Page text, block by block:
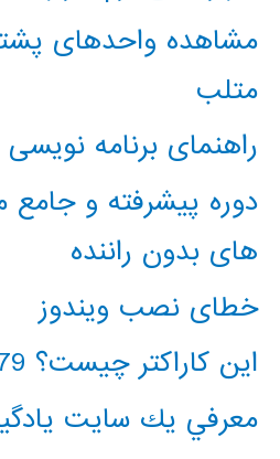
مشاهده واحدهای
متلب
راهنمای برنامه
دوره پیشرفته و
های بدون راننده
خطای نصب ویندوز
این کاراکتر چیست؟ 65279
معرفي يك سايت